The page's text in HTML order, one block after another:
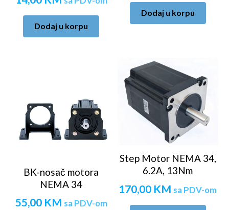
Dodaj u korpu
Dodaj u korpu
BK-nosač motora
NEMA 34
55,00 KM sa PDV-om
Step Motor NEMA 34,
6.2A, 13Nm
170,00 KM sa PDV-om